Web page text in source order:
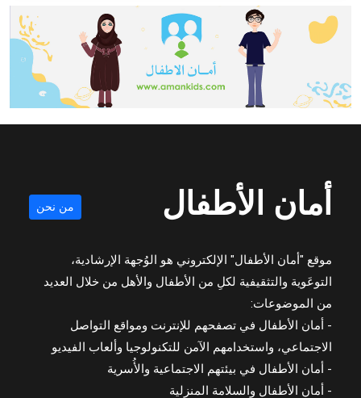
أمان الأطفال من نحن
موقع "أمان الأطفال" الإلكتروني هو الوُجهة الإرشادية،
التوعَوية والتثقيفية لكلِ من الأطفال والأهل من خلال العديد
من الموضوعات:
- أمان الأطفال في تصفحهم للإنترنت ومواقع التواصل
الاجتماعي، واستخدامهم الآمن للتكنولوجيا وألعاب الفيديو
- أمان الأطفال في بيئتهم الاجتماعية والأُسرية
- أمان الأطفال والسلامة المنزلية